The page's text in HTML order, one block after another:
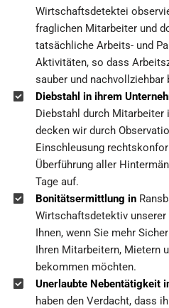
Wirtschaftsdetektei
fraglichen Mitarbeiter und
tatsächliche Arbeits- und
Aktivitäten, so dass
sauber und nachvollziehbar
Diebstahl in ihrem
Diebstahl durch Mitarbeiter
decken wir durch
Einschleusung
Überführung aller
Tage auf.
Bonitätsermittlung in
Wirtschaftsdetektiv
Ihnen, wenn Sie mehr
Ihren Mitarbeitern, Mietern
bekommen möchten.
Unerlaubte Nebentätigkeit
haben den Verdacht, dass